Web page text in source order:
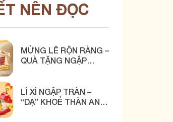
NÊN ĐỌC
MỪNG LỄ RỘN RÀNG –
QUÀ TẶNG NGẬP
LÌ XÌ NGẬP TRÀN –
“DẠ” KHOẺ THÂN AN